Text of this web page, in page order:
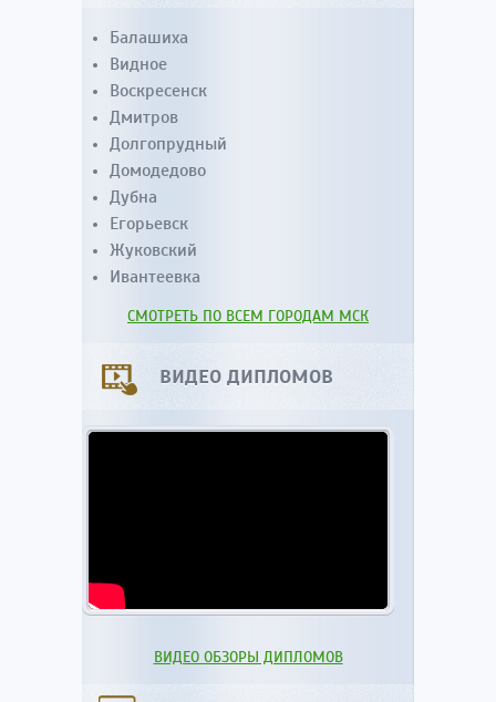
Балашиха
Видное
Воскресенск
Дмитров
Долгопрудный
Домодедово
Дубна
Егорьевск
Жуковский
Ивантеевка
СМОТРЕТЬ ПО ВСЕМ ГОРОДАМ МСК
ВИДЕО ДИПЛОМОВ
ВИДЕО ОБЗОРЫ ДИПЛОМОВ